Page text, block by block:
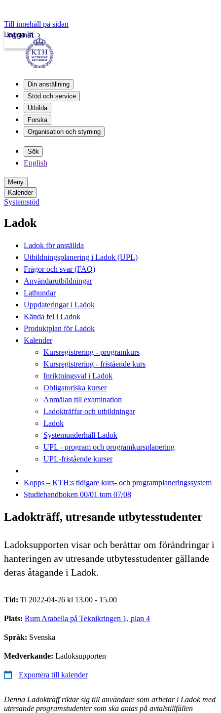
Till innehåll på sidan
Intranät
Logga in
Din anställning
Stöd och service
Utbilda
Forska
Organisation och styrning
Sök
English
Meny
Kalender
Systemstöd
Ladok
Ladok för anställda
Utbildningsplanering i Ladok (UPL)
Frågor och svar (FAQ)
Användarutbildningar
Lathundar
Uppdateringar i Ladok
Kända fel i Ladok
Produktplan för Ladok
Kalender
Kursregistrering - programkurs
Kursregistrering - fristående kurs
Inriktningsval i Ladok
Obligatoriska kurser
Anmälan till examination
Ladokträffar och utbildningar
Ladok
Systemunderhåll Ladok
UPL - program och programkursplanering
UPL-fristående kurser
Kopps – KTH:s tidigare kurs- och programplaneringssystem
Studiehandboken 00/01 tom 07/08
Ladokträff, utresande utbytesstudenter
Ladoksupporten visar och berättar om förändringar i
hanteringen av utresande utbytesstudenter gällande
deras åtagande i Ladok.
Tid: Ti 2022-04-26 kl 13.00 - 15.00
Plats: Rum Arabella på Teknikringen 1, plan 4
Språk: Svenska
Medverkande: Ladoksupporten
Exportera till kalender
Denna Ladokträff riktar sig till användare som arbetar i Ladok med
utresande programstudenter som ska antas på avtalstillfällen